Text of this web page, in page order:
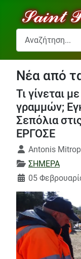
Αναζήτηση...
Νέα από
Τι γίνεται
γραμμών;
Σεπόλια
ΕΡΓΟΣΕ
Λεπτομέρειες
Antonis
ΣΗΜΕΡΑ
05